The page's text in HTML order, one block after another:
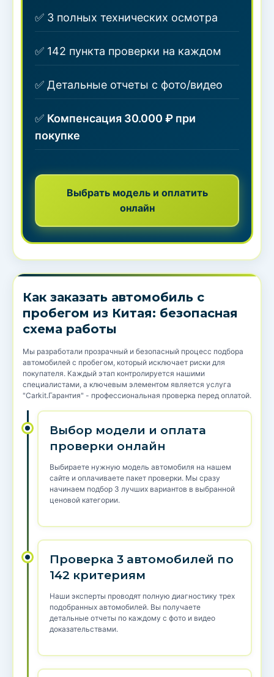
✅ 3 полных технических осмотра
✅ 142 пункта проверки на каждом
✅ Детальные отчеты с фото/видео
✅ Компенсация 30.000 ₽ при
покупке
Выбрать модель и оплатить
онлайн
Как заказать автомобиль с
пробегом из Китая: безопасная
схема работы
Мы разработали прозрачный и безопасный процесс подбора
автомобилей с пробегом, который исключает риски для
покупателя. Каждый этап контролируется нашими
специалистами, а ключевым элементом является услуга
"Carkit.Гарантия" - профессиональная проверка перед оплатой.
Выбор модели и оплата
проверки онлайн
Выбираете нужную модель автомобиля на нашем
сайте и оплачиваете пакет проверки. Мы сразу
начинаем подбор 3 лучших вариантов в выбранной
ценовой категории.
Проверка 3 автомобилей по
142 критериям
Наши эксперты проводят полную диагностику трех
подобранных автомобилей. Вы получаете
детальные отчеты по каждому с фото и видео
доказательствами.